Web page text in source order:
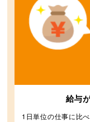
給与
1日単位の仕事に比